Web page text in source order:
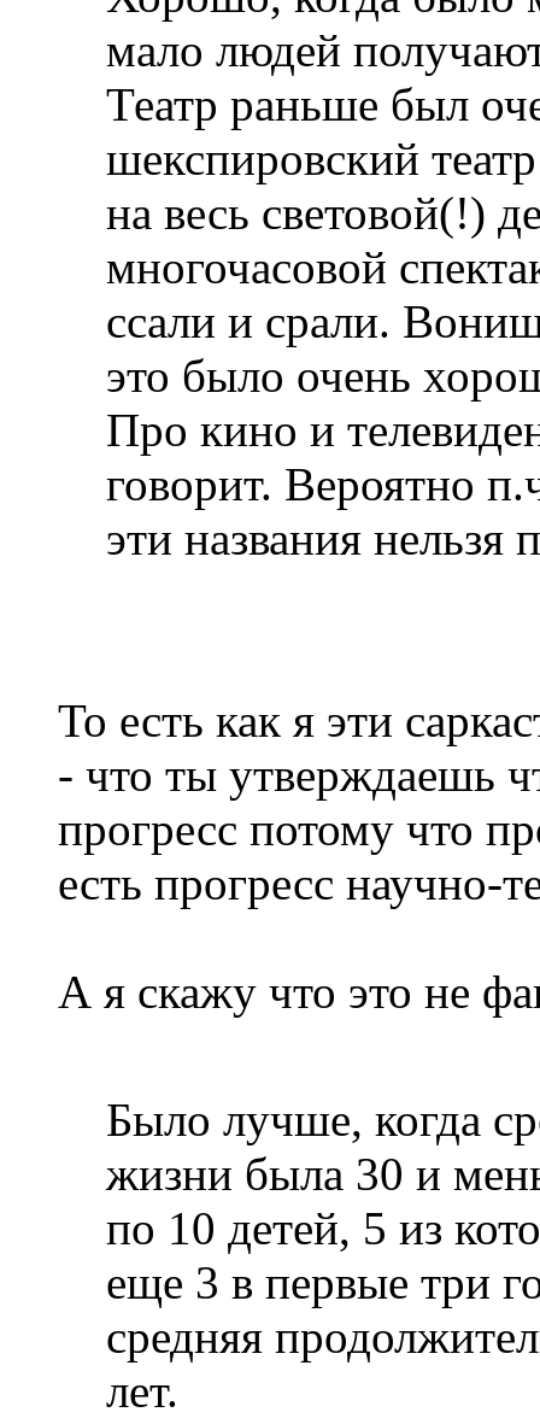
мало людей
Театр раньше был
шекспировский
на весь световой(!)
многочасовой
ссали и срали.
это было очень
Про кино и
говорит. Вероятно
эти названия нельзя
То есть как я эти
- что ты утверждаешь
прогресс потому что
есть прогресс научно-
А я скажу что это не
Было лучше, когда
жизни была 30 и
по 10 детей, 5 из
еще 3 в первые три
средняя
лет.